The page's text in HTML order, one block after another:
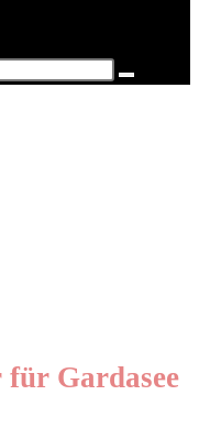
Gardasee